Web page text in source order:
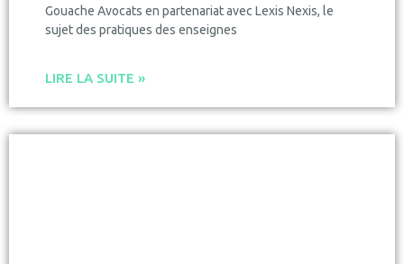
Gouache Avocats en partenariat avec Lexis Nexis, le
sujet des pratiques des enseignes
LIRE LA SUITE »